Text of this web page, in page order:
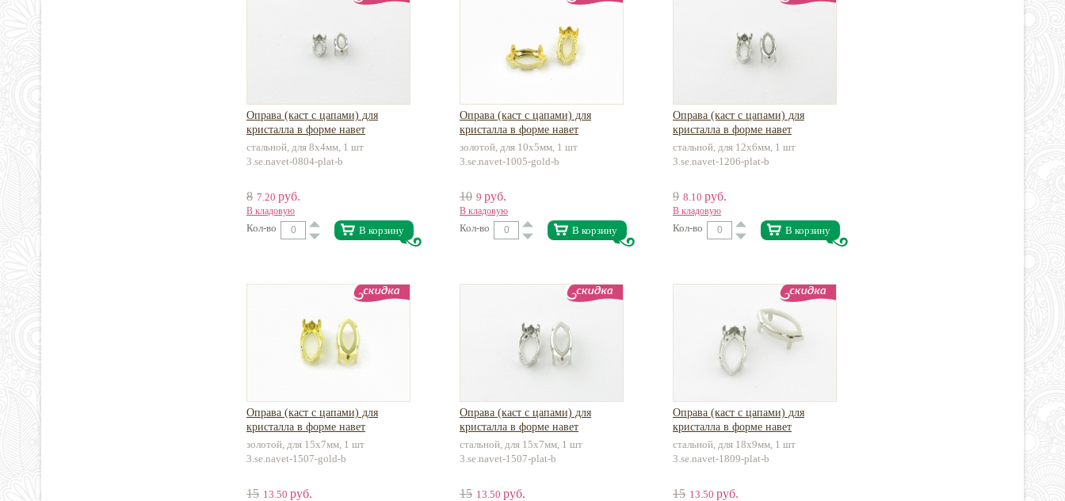
Оправа (каст с цапами) для
кристалла в форме навет
стальной, для 8х4мм, 1 шт
3.se.navet-0804-plat-b
8 7.20 руб.
В кладовую
Кол-во В корзину
Оправа (каст с цапами) для
кристалла в форме навет
золотой, для 10х5мм, 1 шт
3.se.navet-1005-gold-b
10 9 руб.
В кладовую
Кол-во В корзину
Оправа (каст с цапами) для
кристалла в форме навет
стальной, для 12х6мм, 1 шт
3.se.navet-1206-plat-b
9 8.10 руб.
В кладовую
Кол-во В корзину
Оправа (каст с цапами) для
кристалла в форме навет
золотой, для 15х7мм, 1 шт
3.se.navet-1507-gold-b
15 13.50 руб.
Оправа (каст с цапами) для
кристалла в форме навет
стальной, для 15х7мм, 1 шт
3.se.navet-1507-plat-b
15 13.50 руб.
Оправа (каст с цапами) для
кристалла в форме навет
стальной, для 18х9мм, 1 шт
3.se.navet-1809-plat-b
15 13.50 руб.